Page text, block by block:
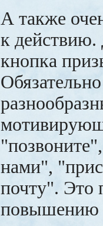
А также
к
кнопка
нами",
почту". Это
повышению